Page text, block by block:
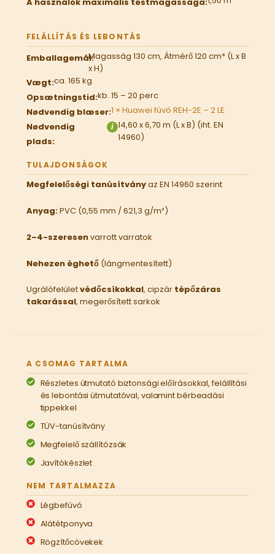
FELÁLLÍTÁS ÉS LEBONTÁS
Emballagemål:Magasság 130 cm, Átmérő 120 cm* (L x B
x H)
Vægt:ca. 165 kg
Opsætningstid:kb. 15 – 20 perc
Nødvendig blæser:1 × Huawei fúvó REH-2E – 2 LE
Nødvendig
plads:
i 14,60 x 6,70 m (L x B) (iht. EN
14960)
TULAJDONSÁGOK
Megfelelőségi tanúsítványaz EN 14960 szerint
Anyag:PVC (0,55 mm / 621,3 g/m²)
2–4-szeresenvarrott varratok
Nehezen éghető (lángmentesített)
Ugrálófelületvédőcsíkokkal, cipzár tépőzáras
takarással, megerősített sarkok
A CSOMAG TARTALMA
Részletes útmutató biztonsági előírásokkal, felállítási
és lebontási útmutatóval, valamint bérbeadási
tippekkel
TÜV-tanúsítvány
Megfelelő szállítózsák
Javítókészlet
NEM TARTALMAZZA
Légbefúvó
Alátétponyva
Rögzítőcövekek